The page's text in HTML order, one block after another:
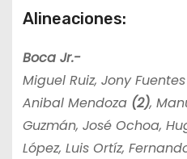
Alineaciones:
Boca Jr.-
Miguel Ruiz, Jony Fuentes
Anibal Mendoza (2),
Guzmán, José Ochoa,
López, Luis Ortíz,